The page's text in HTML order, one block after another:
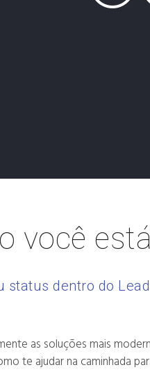
você
status dentro do
as soluções mais
te ajudar na caminhada